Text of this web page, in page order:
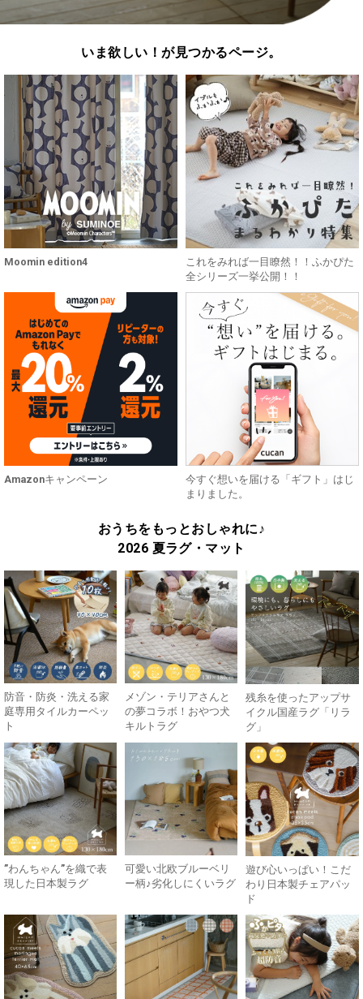
いま欲しい！が見つかるページ。
Moomin edition4
これをみれば一目瞭然！！ふかぴた
全シリーズ一挙公開！！
Amazonキャンペーン
今すぐ想いを届ける「ギフト」はじ
まりました。
おうちをもっとおしゃれに♪
2026 夏ラグ・マット
防音・防炎・洗える家
庭専用タイルカーペッ
ト
メゾン・テリアさんと
の夢コラボ！おやつ犬
キルトラグ
残糸を使ったアップサ
イクル国産ラグ「リラ
グ」
”わんちゃん”を織で表
現した日本製ラグ
可愛い北欧ブルーベリ
ー柄♪劣化しにくいラグ
遊び心いっぱい！こだ
わり日本製チェアパッ
ド